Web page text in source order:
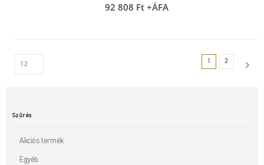
92 808 Ft+ÁFA
1 2
Szűrés
Akciós termék
Egyéb